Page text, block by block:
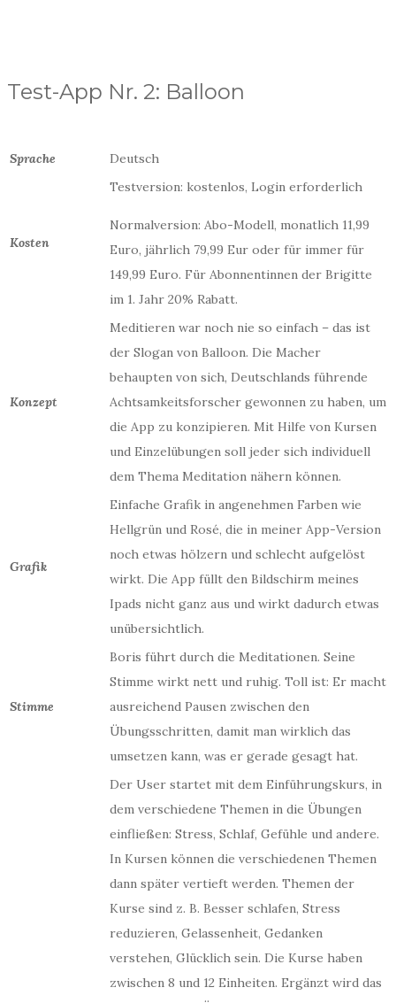
Test-App Nr. 2: Balloon
Sprache Deutsch
Kosten
Testversion: kostenlos, Login erforderlich
Normalversion: Abo-Modell, monatlich 11,99
Euro, jährlich 79,99 Eur oder für immer für
149,99 Euro. Für Abonnentinnen der Brigitte
im 1. Jahr 20% Rabatt.
Konzept
Meditieren war noch nie so einfach – das ist
der Slogan von Balloon. Die Macher
behaupten von sich, Deutschlands führende
Achtsamkeitsforscher gewonnen zu haben, um
die App zu konzipieren. Mit Hilfe von Kursen
und Einzelübungen soll jeder sich individuell
dem Thema Meditation nähern können.
Grafik
Einfache Grafik in angenehmen Farben wie
Hellgrün und Rosé, die in meiner App-Version
noch etwas hölzern und schlecht aufgelöst
wirkt. Die App füllt den Bildschirm meines
Ipads nicht ganz aus und wirkt dadurch etwas
unübersichtlich.
Stimme
Boris führt durch die Meditationen. Seine
Stimme wirkt nett und ruhig. Toll ist: Er macht
ausreichend Pausen zwischen den
Übungsschritten, damit man wirklich das
umsetzen kann, was er gerade gesagt hat.
Der User startet mit dem Einführungskurs, in
dem verschiedene Themen in die Übungen
einfließen: Stress, Schlaf, Gefühle und andere.
In Kursen können die verschiedenen Themen
dann später vertieft werden. Themen der
Kurse sind z. B. Besser schlafen, Stress
reduzieren, Gelassenheit, Gedanken
verstehen, Glücklich sein. Die Kurse haben
zwischen 8 und 12 Einheiten. Ergänzt wird das